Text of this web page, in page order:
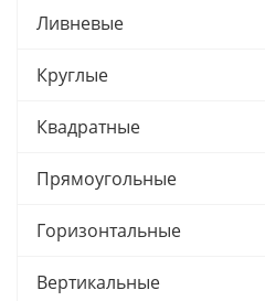
Ливневые
Круглые
Квадратные
Прямоугольные
Горизонтальные
Вертикальные